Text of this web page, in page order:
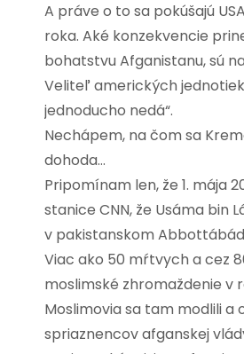
A práve o to sa pokúšajú
roka. Aké konzekvencie
bohatstvu Afganistanu, sú
Veliteľ amerických
jednoducho nedá“.
Nechápem, na čom sa
dohoda…
Pripomínam len, že 1. mája
stanice CNN, že Usáma bin
v pakistanskom
Viac ako 50 mŕtvych a cez
moslimské zhromaždenie v
Moslimovia sa tam modlili a
spriaznencov afganskej